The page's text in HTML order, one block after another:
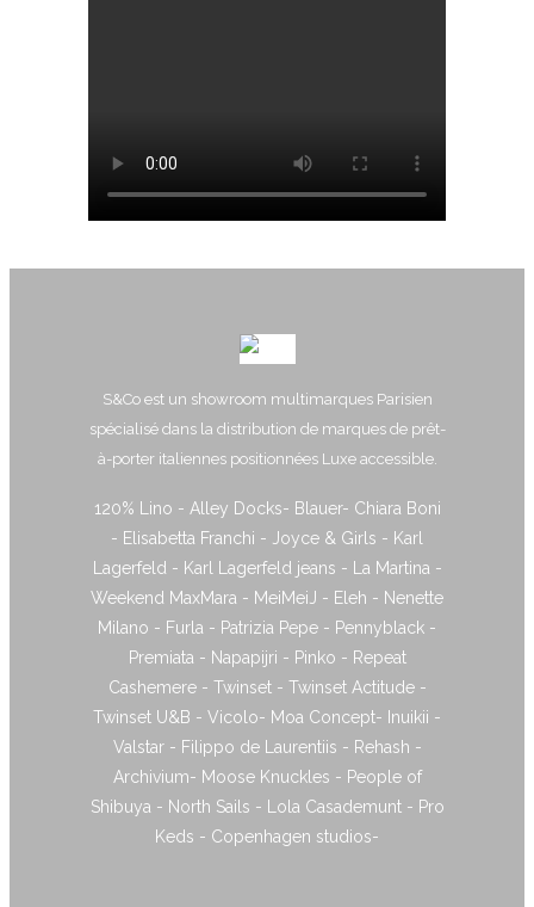
S&Co est un showroom multimarques Parisien
spécialisé dans la distribution de marques de prêt-
à-porter italiennes positionnées Luxe accessible.
120% Lino - Alley Docks- Blauer- Chiara Boni
- Elisabetta Franchi - Joyce & Girls - Karl
Lagerfeld - Karl Lagerfeld jeans - La Martina -
Weekend MaxMara - MeiMeiJ - Eleh - Nenette
Milano - Furla - Patrizia Pepe - Pennyblack -
Premiata - Napapijri - Pinko - Repeat
Cashemere - Twinset - Twinset Actitude -
Twinset U&B - Vicolo- Moa Concept- Inuikii -
Valstar - Filippo de Laurentiis - Rehash -
Archivium- Moose Knuckles - People of
Shibuya - North Sails - Lola Casademunt - Pro
Keds - Copenhagen studios-